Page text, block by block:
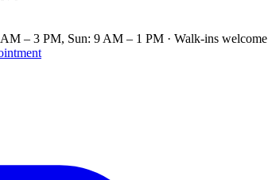
– 3 PM, Sun: 9 AM – 1 PM · Walk-ins welcome